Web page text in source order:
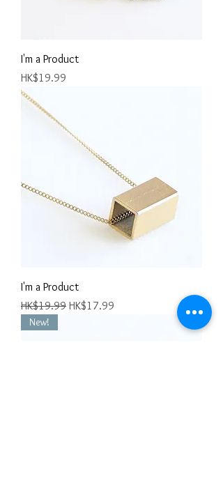
I'm a Product
價格
HK$19.99
I'm a Product
一般價格
HK$19.99 促銷價格
HK$17.99
New!